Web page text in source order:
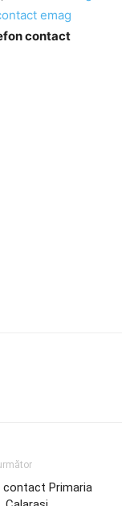
emag
contact
contact Primaria